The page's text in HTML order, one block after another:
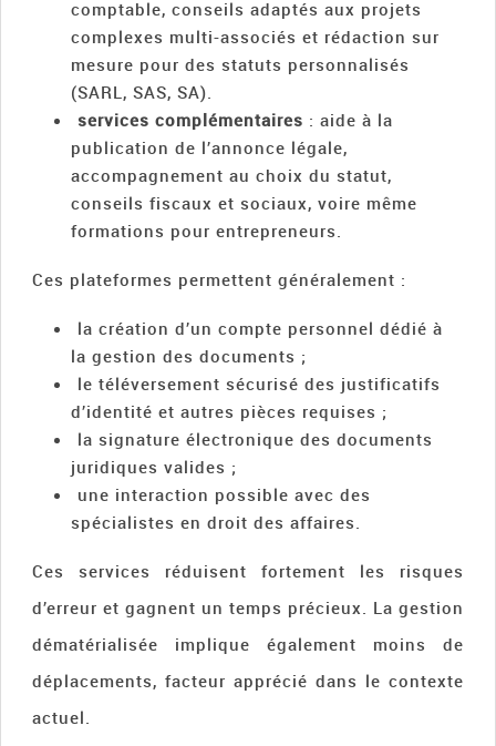
comptable, conseils adaptés aux projets
complexes multi-associés et rédaction sur
mesure pour des statuts personnalisés
(SARL, SAS, SA).
services complémentaires : aide à la
publication de l’annonce légale,
accompagnement au choix du statut,
conseils fiscaux et sociaux, voire même
formations pour entrepreneurs.
Ces plateformes permettent généralement :
la création d’un compte personnel dédié à
la gestion des documents ;
le téléversement sécurisé des justificatifs
d’identité et autres pièces requises ;
la signature électronique des documents
juridiques valides ;
une interaction possible avec des
spécialistes en droit des affaires.
Ces services réduisent fortement les risques
d’erreur et gagnent un temps précieux. La gestion
dématérialisée implique également moins de
déplacements, facteur apprécié dans le contexte
actuel.